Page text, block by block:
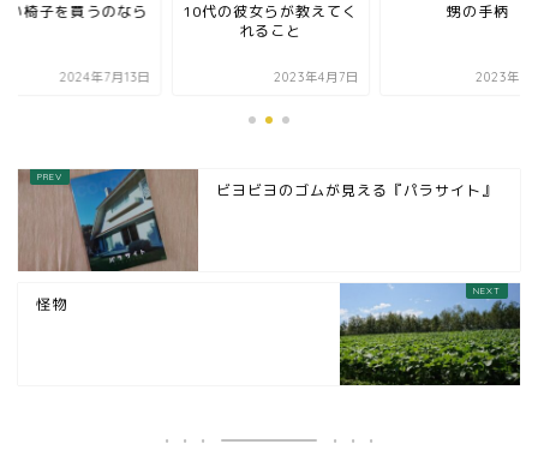
い椅子を買うのなら
2024年7月13日
10代の彼女らが教えてく
れること
2023年4月7日
甥の手柄
2023年3
ビヨビヨのゴムが見える『パラサイト』
怪物